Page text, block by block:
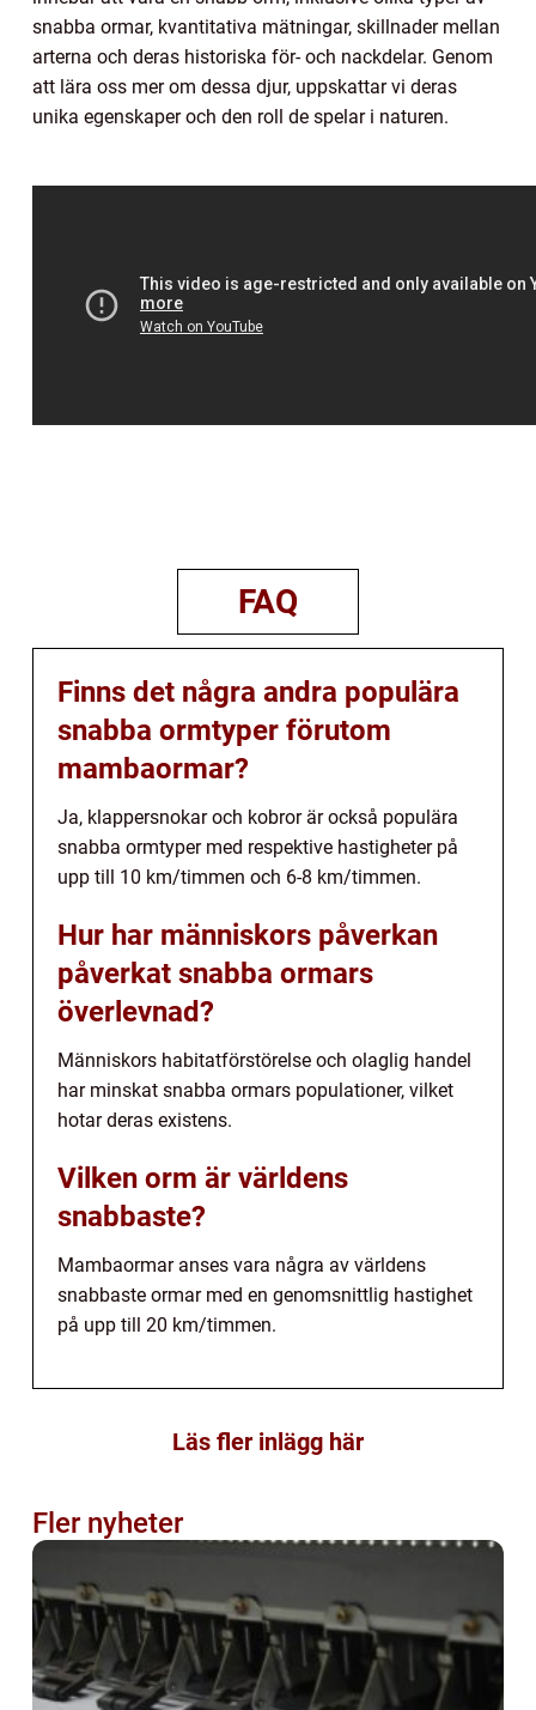
snabba ormar, kvantitativa mätningar, skillnader mellan
arterna och deras historiska för- och nackdelar. Genom
att lära oss mer om dessa djur, uppskattar vi deras
unika egenskaper och den roll de spelar i naturen.
FAQ
Finns det några andra populära
snabba ormtyper förutom
mambaormar?
Ja, klappersnokar och kobror är också populära
snabba ormtyper med respektive hastigheter på
upp till 10 km/timmen och 6-8 km/timmen.
Hur har människors påverkan
påverkat snabba ormars
överlevnad?
Människors habitatförstörelse och olaglig handel
har minskat snabba ormars populationer, vilket
hotar deras existens.
Vilken orm är världens
snabbaste?
Mambaormar anses vara några av världens
snabbaste ormar med en genomsnittlig hastighet
på upp till 20 km/timmen.
Läs fler inlägg här
Fler nyheter